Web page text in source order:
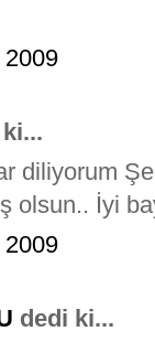
2009
diliyorum
olsun.. İyi
2009
dedi ki...